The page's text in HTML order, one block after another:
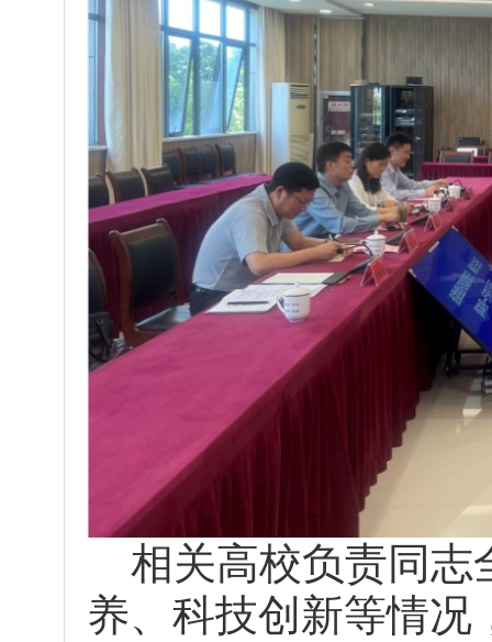
相关高校负责同志
养、科技创新等情况